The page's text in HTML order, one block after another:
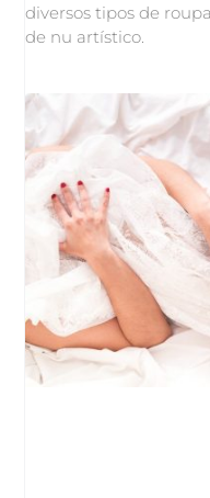
diversos tipos de
de nu artístico.